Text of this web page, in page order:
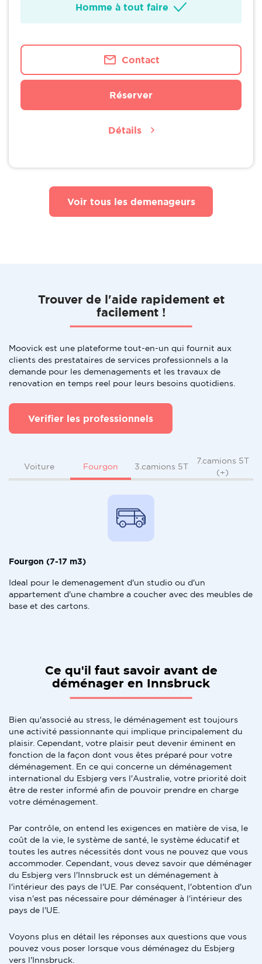
Homme à tout faire
Contact
Réserver
Détails
Voir tous les demenageurs
Trouver de l'aide rapidement et
facilement !
Moovick est une plateforme tout-en-un qui fournit aux
clients des prestataires de services professionnels a la
demande pour les demenagements et les travaux de
renovation en temps reel pour leurs besoins quotidiens.
Verifier les professionnels
Voiture Fourgon 3.camions 5T
7.camions 5T
(+)
Fourgon (7-17 m3)
Ideal pour le demenagement d'un studio ou d'un
appartement d'une chambre a coucher avec des meubles de
base et des cartons.
Ce qu'il faut savoir avant de
déménager en Innsbruck
Bien qu'associé au stress, le déménagement est toujours
une activité passionnante qui implique principalement du
plaisir. Cependant, votre plaisir peut devenir éminent en
fonction de la façon dont vous êtes préparé pour votre
déménagement. En ce qui concerne un déménagement
international du Esbjerg vers l'Australie, votre priorité doit
être de rester informé afin de pouvoir prendre en charge
votre déménagement.
Par contrôle, on entend les exigences en matière de visa, le
coût de la vie, le système de santé, le système éducatif et
toutes les autres nécessités dont vous ne pouvez que vous
accommoder. Cependant, vous devez savoir que déménager
du Esbjerg vers l'Innsbruck est un déménagement à
l'intérieur des pays de l'UE. Par conséquent, l'obtention d'un
visa n'est pas nécessaire pour déménager à l'intérieur des
pays de l'UE.
Voyons plus en détail les réponses aux questions que vous
pouvez vous poser lorsque vous déménagez du Esbjerg
vers l'Innsbruck.